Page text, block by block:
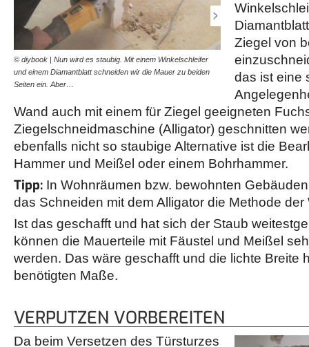
© diybook | Nun wird es staubig. Mit einem Winkelschleifer
und einem Diamantblatt schneiden wir die Mauer zu beiden
Seiten ein. Aber…
© diybook | Hat sich der
verbleibenden
Schlag ist dabei nicht…
Ziegel von
das ist eine
Wand auch mit einem für Ziegel geeigneten
Ziegelschneidmaschine (Alligator) geschnitten
ebenfalls nicht so staubige Alternative ist die
Hammer und Meißel oder einem Bohrhammer.
Tipp: In Wohnräumen bzw. bewohnten
das Schneiden mit dem Alligator die Methode der
Ist das geschafft und hat sich der Staub
können die Mauerteile mit Fäustel und Meißel
werden. Das wäre geschafft und die lichte Breite
benötigten Maße.
VERPUTZEN VORBEREITEN
Da beim Versetzen des Türsturzes